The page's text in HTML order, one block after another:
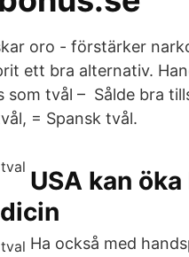
oro - förstärker
ett bra alternativ.
som tvål – Sålde bra
= Spansk tvål.
USA kan
Ha också med